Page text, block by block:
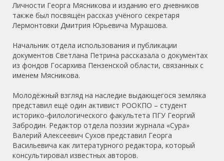
Личности Георга Мясникова и изданию его дневников
также был посвящён рассказ учёного секретаря
Лермонтовки Дмитрия Юрьевича Мурашова.
Начальник отдела использования и публикации
документов Светлана Петрина рассказала о документах
из фондов Госархива Пензенской области, связанных с
именем Мясникова.
Молодёжный взгляд на наследие выдающегося земляка
представил ещё один активист РООКПО – студент
историко-филологического факультета ПГУ Георгий
Забродин. Редактор отдела поэзии журнала «Сура»
Валерий Алексеевич Сухов представил Георга
Васильевича как литературного редактора, который
консультировал известных авторов.